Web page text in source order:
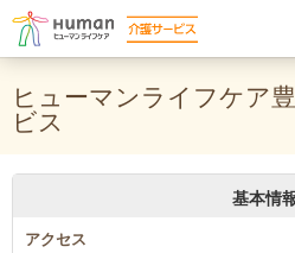
ヒューマンライフケア
ビス
基本情
アクセス